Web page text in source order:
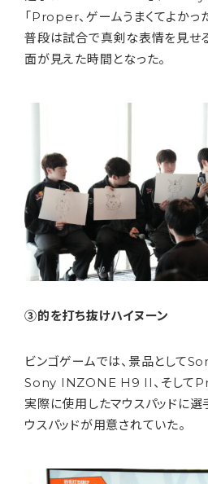
「Proper、ゲームうまくてよかっ
普段は試合で真剣な表情を見せ
面が見えた時間となった。
③的を打ち抜けハイヌーン
ビンゴゲームでは、景品として
Sony INZONE H9 II、そして
実際に使用したマウスパッドに
ウスパッドが用意されていた。